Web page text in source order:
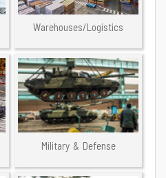
Warehouses/Logistics
Military & Defense